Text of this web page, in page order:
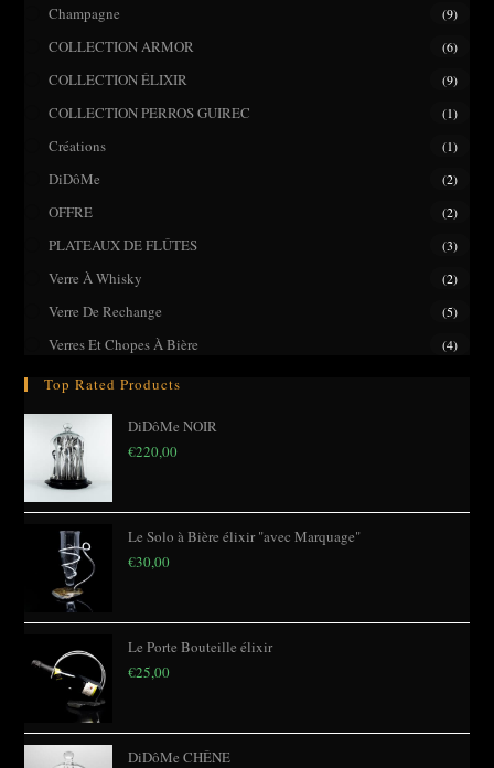
Champagne (9)
COLLECTION ARMOR (6)
COLLECTION ÉLIXIR (9)
COLLECTION PERROS GUIREC (1)
Créations (1)
DiDôMe (2)
OFFRE (2)
PLATEAUX DE FLÛTES (3)
Verre À Whisky (2)
Verre De Rechange (5)
Verres Et Chopes À Bière (4)
Top Rated Products
DiDôMe NOIR
€220,00
Le Solo à Bière élixir "avec Marquage"
€30,00
Le Porte Bouteille élixir
€25,00
DiDôMe CHÊNE